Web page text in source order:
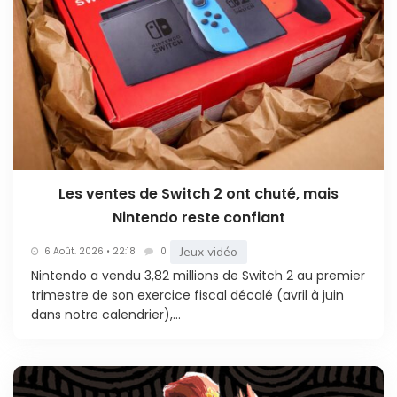
Les ventes de Switch 2 ont chuté, mais
Nintendo reste confiant
6 Août. 2026 • 22:18 0 Jeux vidéo
Nintendo a vendu 3,82 millions de Switch 2 au premier
trimestre de son exercice fiscal décalé (avril à juin
dans notre calendrier),...